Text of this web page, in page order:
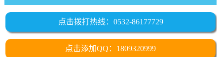
点击拨打热线：0532-86177729
点击添加QQ：1809320999